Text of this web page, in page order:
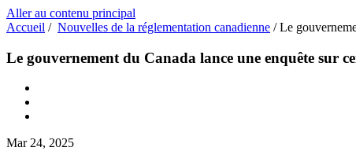
Aller au contenu principal
Accueil / Nouvelles de la réglementation canadienne /Le
Le gouvernement du Canada lance une enquête sur
Mar 24, 2025